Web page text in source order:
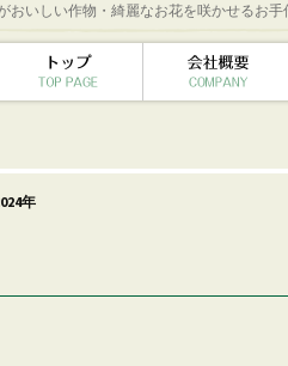
おいしい作物・綺麗なお花を咲かせるお
年